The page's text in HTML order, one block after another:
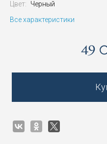
Цвет:
Черный
Все характеристики
49